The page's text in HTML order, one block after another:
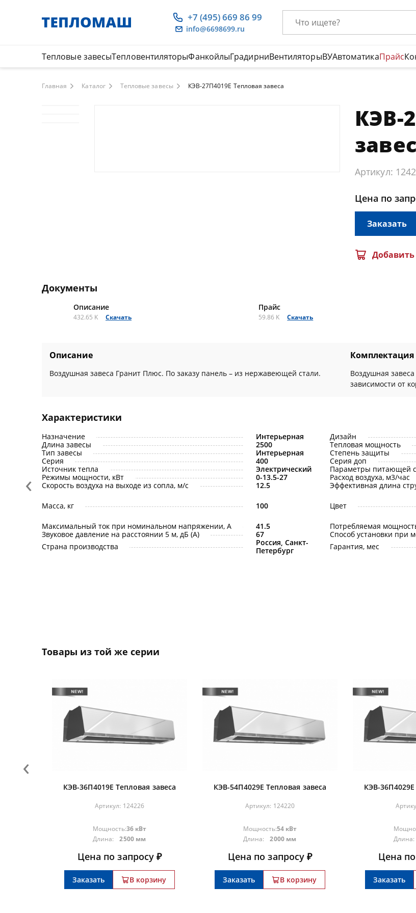
+7 (495) 669 86 99
info@6698699.ru
Тепловые завесыТепловентиляторыФанкойлыГрадирниВентиляторыВУАвтоматикаПрайс
Главная Каталог Тепловые завесы КЭВ-27П4019Е Тепловая завеса
КЭВ-
Артикул:
Цена по
Заказать
Документы
Описание
432.65 K Скачать
Прайс
59.86 K Скачать
Описание
Воздушная завеса Гранит Плюс. По заказу панель – из нержавеющей стали.
Комплектация
Воздушная
зависимости от
Характеристики
Назначение Интерьерная Дизайн
Длина завесы
2500 Тепловая мощность
Тип завесы
Интерьерная Степень защиты
Серия
400 Серия доп
Источник тепла
Электрический Параметры питающей
Режимы мощности, кВт
0-13.5-27 Расход воздуха, м3/час
Скорость воздуха на выходе из сопла, м/с
12.5 Эффективная длина
Масса, кг 100 Цвет
Максимальный ток при номинальном напряжении, A
41.5 Потребляемая
Звуковое давление на расстоянии 5 м, дБ (A)
67 Способ установки при
Страна производства
Россия, Санкт-
Петербург
Гарантия, мес
Товары из той же серии
‹
КЭВ-36П4019Е Тепловая завеса
Артикул: 124226
Мощность:36 кВт
Длина:
2500 мм
Цена по запросу ₽
Заказать В корзину
КЭВ-54П4029Е Тепловая завеса
Артикул: 124220
Мощность:54 кВт
Длина:
2000 мм
Цена по запросу ₽
Заказать В корзину
КЭВ-36П4029Е
Длина:
Цена
Заказать
‹